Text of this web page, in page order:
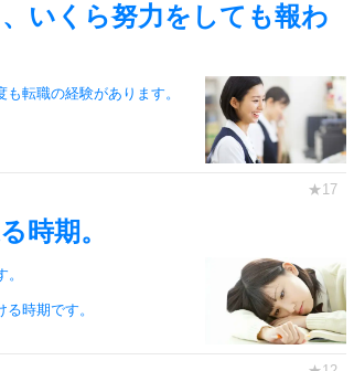
いくら努力をしても報わ
転職の経験があります。
時期。
時期です。